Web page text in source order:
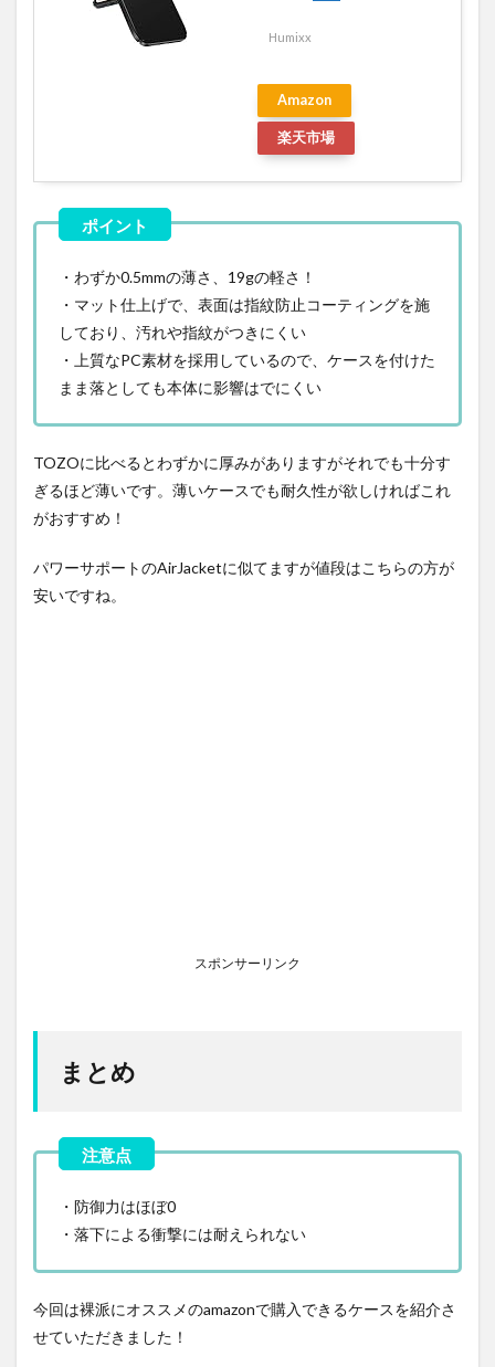
Humixx
Amazon
楽天市場
・わずか0.5mmの薄さ、19gの軽さ！
・マット仕上げで、表面は指紋防止コーティングを施
しており、汚れや指紋がつきにくい
・上質なPC素材を採用しているので、ケースを付けた
まま落としても本体に影響はでにくい
TOZOに比べるとわずかに厚みがありますがそれでも十分す
ぎるほど薄いです。薄いケースでも耐久性が欲しければこれ
がおすすめ！
パワーサポートのAirJacketに似てますが値段はこちらの方が
安いですね。
スポンサーリンク
まとめ
・防御力はほぼ0
・落下による衝撃には耐えられない
今回は裸派にオススメのamazonで購入できるケースを紹介さ
せていただきました！